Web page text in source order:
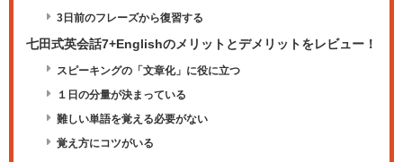
3日前のフレーズから復習する
七田式英会話7+Englishのメリットとデメリットをレビュー！
スピーキングの「文章化」に役に立つ
１日の分量が決まっている
難しい単語を覚える必要がない
覚え方にコツがいる